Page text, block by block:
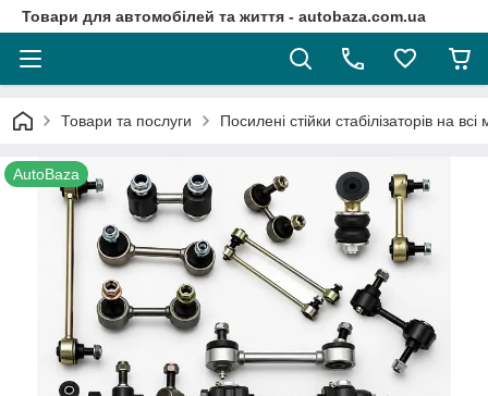
Товари для автомобілей та життя - autobaza.com.ua
Товари та послуги Посилені стійки стабілізаторів на
AutoBaza